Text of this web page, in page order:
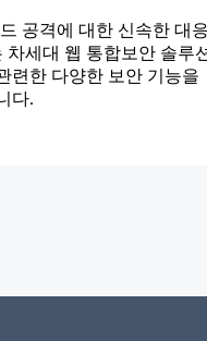
공격에 대한 신속한 대
세대 웹 통합보안 솔루
련한 다양한 보안 기능을
다.